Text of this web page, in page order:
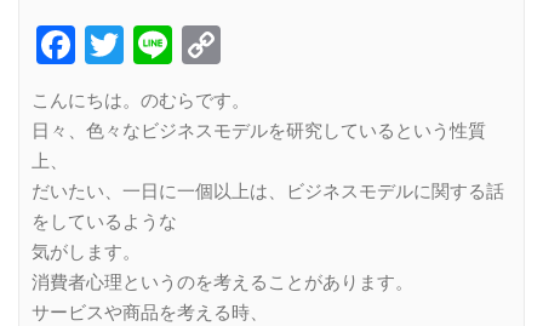
Facebook
Twitter
Line
Link
こんにちは。のむらです。
日々、色々なビジネスモデルを研究しているという性質
上、
だいたい、一日に一個以上は、ビジネスモデルに関する話
をしているような
気がします。
消費者心理というのを考えることがあります。
サービスや商品を考える時、